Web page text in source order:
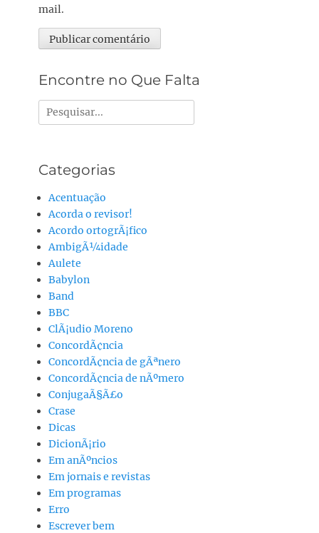
mail.
Encontre no Que Falta
Pesquisar
por:
Categorias
Acentuação
Acorda o revisor!
Acordo ortogrÃ¡fico
AmbigÃ¼idade
Aulete
Babylon
Band
BBC
ClÃ¡udio Moreno
ConcordÃ¢ncia
ConcordÃ¢ncia de gÃªnero
ConcordÃ¢ncia de nÃºmero
ConjugaÃ§Ã£o
Crase
Dicas
DicionÃ¡rio
Em anÃºncios
Em jornais e revistas
Em programas
Erro
Escrever bem